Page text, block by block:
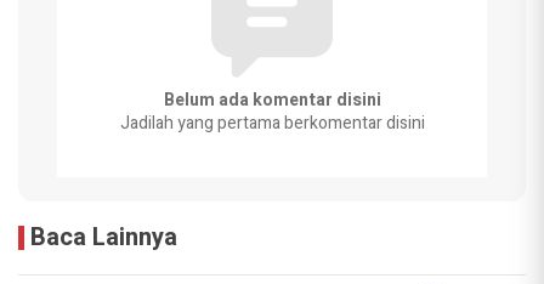
Belum ada komentar disini
Jadilah yang pertama berkomentar disini
Baca Lainnya